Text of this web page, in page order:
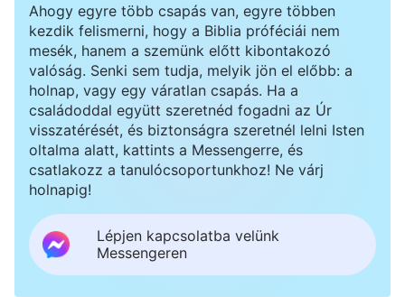
hideg vizet zúdított volna rám, kioltva a
szívemben a lelkesedés lángját. A testvéreim
Isten szavait olvasták nekem, és az Ő akaratát
kommunikálták felém, de én nem figyeltem.
Ahogy ott ültem, szinte megbénultam, alig
tudtam egyenesen tartani magam. Akkor éjjel
csak forgolódtam az ágyamban, arra gondoltam,
hogy milyen energikusak és élettel teliek a fiatal
testvérek, milyen gyorsan megértették az
igazságot és az alapelveket, és méltók voltak rá,
Ahogy egyre több csapás van, egyre többen
kezdik felismerni, hogy a Biblia próféciái nem
mesék, hanem a szemünk előtt kibontakozó
valóság. Senki sem tudja, melyik jön el előbb: a
holnap, vagy egy váratlan csapás. Ha a
családoddal együtt szeretnéd fogadni az Úr
visszatérését, és biztonságra szeretnél lelni Isten
oltalma alatt, kattints a Messengerre, és
csatlakozz a tanulócsoportunkhoz! Ne várj
holnapig!
Lépjen kapcsolatba velünk
Messengeren